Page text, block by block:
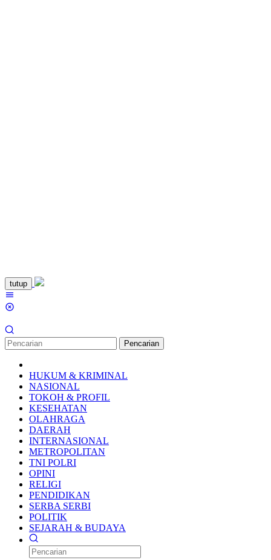
Loncat
ke
konten
tutup
Pencarian
HUKUM & KRIMINAL
NASIONAL
TOKOH & PROFIL
KESEHATAN
OLAHRAGA
DAERAH
INTERNASIONAL
METROPOLITAN
TNI POLRI
OPINI
RELIGI
PENDIDIKAN
SERBA SERBI
POLITIK
SEJARAH & BUDAYA